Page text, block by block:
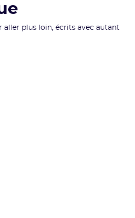
aller plus loin, écrits avec autant